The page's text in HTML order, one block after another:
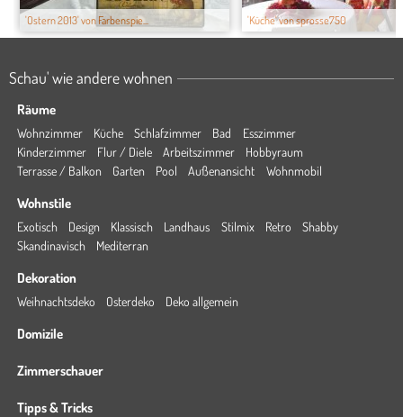
'Ostern 2013' von Farbenspie... 'Küche' von sprosse750
Schau' wie andere wohnen
Räume
Wohnzimmer Küche Schlafzimmer Bad
Esszimmer
Kinderzimmer
Flur / Diele Arbeitszimmer
Hobbyraum
Terrasse / Balkon
Garten Pool Außenansicht Wohnmobil
Wohnstile
Exotisch Design Klassisch Landhaus Stilmix Retro
Shabby
Skandinavisch
Mediterran
Dekoration
Weihnachtsdeko Osterdeko Deko allgemein
Domizile
Zimmerschauer
Tipps & Tricks